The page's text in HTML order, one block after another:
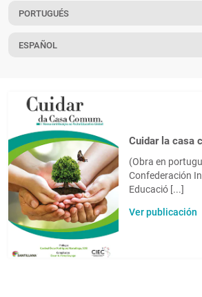
PORTUGUÉS
ESPAÑOL
Cuidar la casa
(Obra en
Confederación
Educació [...]
Ver publicación